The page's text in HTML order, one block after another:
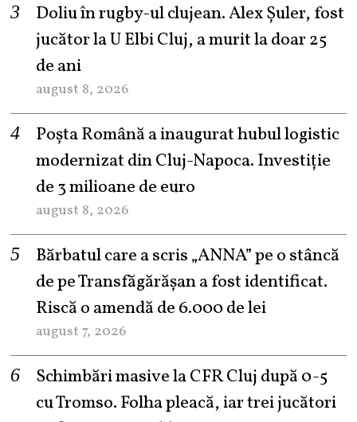
Doliu în rugby-ul clujean. Alex Șuler, fost
jucător la U Elbi Cluj, a murit la doar 25
de ani
august 8, 2026
Poșta Română a inaugurat hubul logistic
modernizat din Cluj-Napoca. Investiție
de 3 milioane de euro
august 8, 2026
Bărbatul care a scris „ANNA” pe o stâncă
de pe Transfăgărășan a fost identificat.
Riscă o amendă de 6.000 de lei
august 7, 2026
Schimbări masive la CFR Cluj după 0-5
cu Tromso. Folha pleacă, iar trei jucători